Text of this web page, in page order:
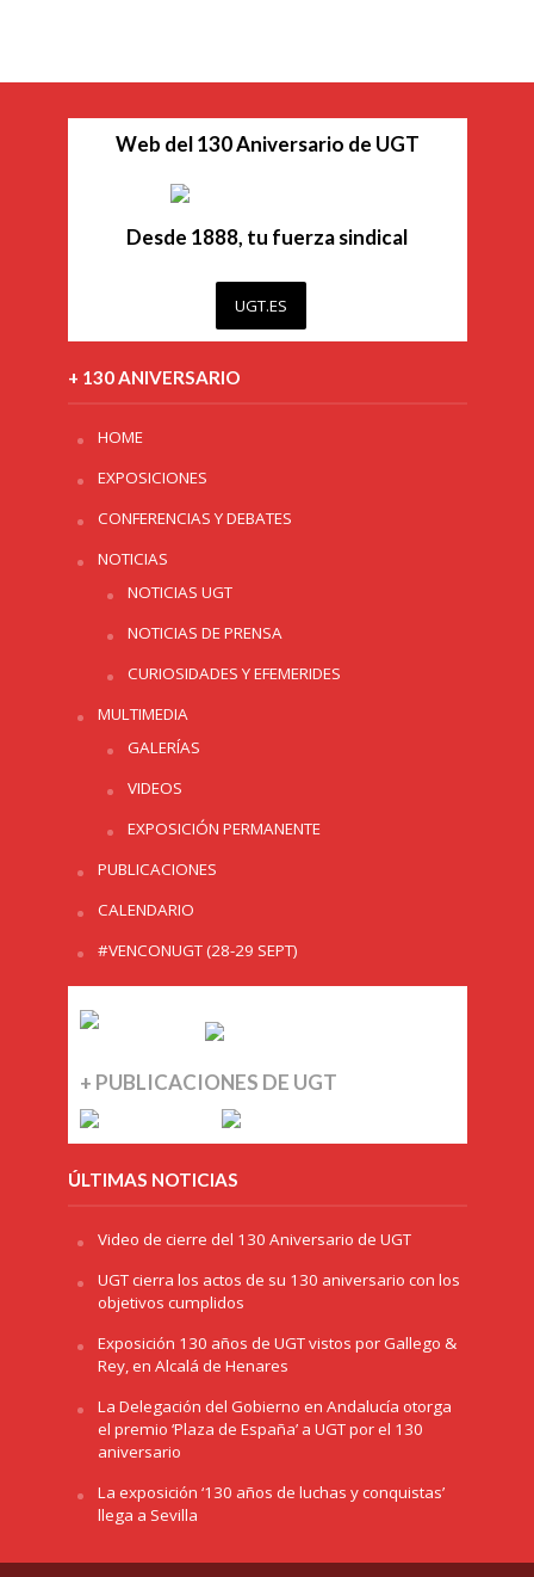
Web del 130 Aniversario de UGT
Desde 1888, tu fuerza sindical
UGT.ES
+ 130 ANIVERSARIO
HOME
EXPOSICIONES
CONFERENCIAS Y DEBATES
NOTICIAS
NOTICIAS UGT
NOTICIAS DE PRENSA
CURIOSIDADES Y EFEMERIDES
MULTIMEDIA
GALERÍAS
VIDEOS
EXPOSICIÓN PERMANENTE
PUBLICACIONES
CALENDARIO
#VENCONUGT (28-29 SEPT)
+ PUBLICACIONES DE UGT
ÚLTIMAS NOTICIAS
Video de cierre del 130 Aniversario de UGT
UGT cierra los actos de su 130 aniversario con los
objetivos cumplidos
Exposición 130 años de UGT vistos por Gallego &
Rey, en Alcalá de Henares
La Delegación del Gobierno en Andalucía otorga
el premio ‘Plaza de España’ a UGT por el 130
aniversario
La exposición ‘130 años de luchas y conquistas’
llega a Sevilla